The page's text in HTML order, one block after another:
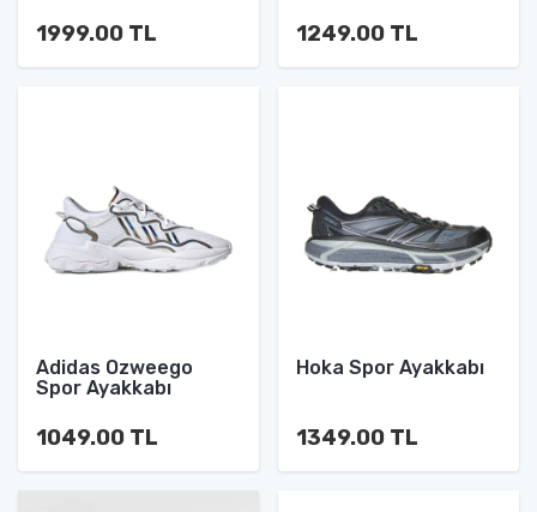
1999.00 TL 1249.00 TL
Adidas Ozweego
Spor Ayakkabı
1049.00 TL
Hoka Spor Ayakkabı
1349.00 TL